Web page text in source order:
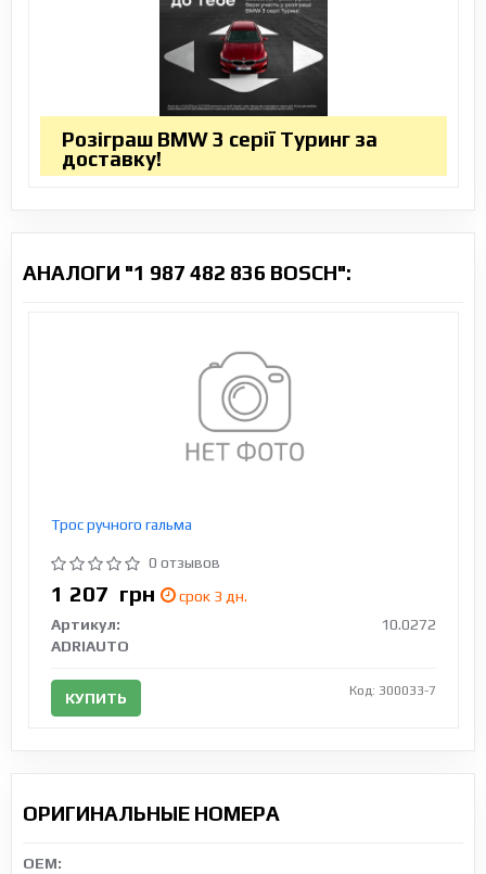
Розіграш BMW 3 серії Туринг за
доставку!
АНАЛОГИ "1 987 482 836 BOSCH":
Трос ручного гальма
0 отзывов
1 207 грн
срок 3 дн.
Артикул:
10.0272
ADRIAUTO
КУПИТЬ Код: 300033-7
ОРИГИНАЛЬНЫЕ НОМЕРА
OEM: